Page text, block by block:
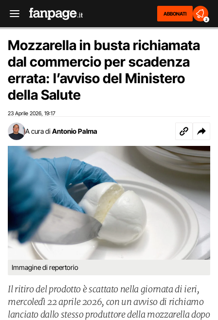
ABBONATI
2
Mozzarella in busta richiamata
dal commercio per scadenza
errata: l’avviso del Ministero
della Salute
23 Aprile 2026 19:17
A cura di Antonio Palma
Immagine di repertorio
Il ritiro del prodotto è scattato nella giornata di ieri,
mercoledì 22 aprile 2026, con un avviso di richiamo
lanciato dallo stesso produttore della mozzarella dopo